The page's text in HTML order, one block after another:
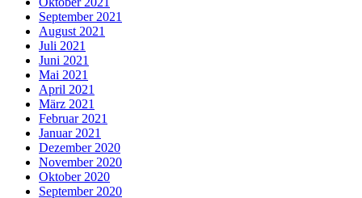
September 2021
August 2021
Juli 2021
Juni 2021
Mai 2021
April 2021
März 2021
Februar 2021
Januar 2021
Dezember 2020
November 2020
Oktober 2020
September 2020